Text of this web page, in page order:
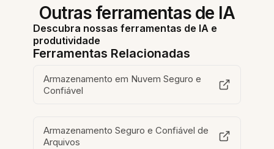
Outras ferramentas de IA
Descubra nossas ferramentas de IA e
produtividade
Ferramentas Relacionadas
Armazenamento em Nuvem Seguro e
Confiável
Armazenamento Seguro e Confiável de
Arquivos